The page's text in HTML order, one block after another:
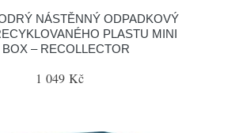
NÁSTĚNNÝ ODPADKOVÝ
PLASTU MINI
BOX – RECOLLECTOR
1 049 Kč